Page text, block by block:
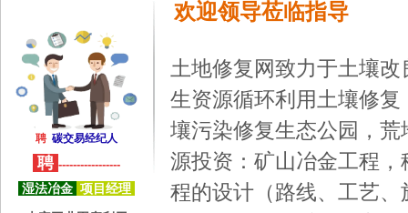
聘 碳交易经纪人
聘 -----------------
湿法冶金 项目经理
欢迎领导莅临指导
土地修复网致力于土壤
生资源循环利用土壤修复
壤污染修复生态公园，
源投资：矿山冶金工程
程的设计（路线、工艺